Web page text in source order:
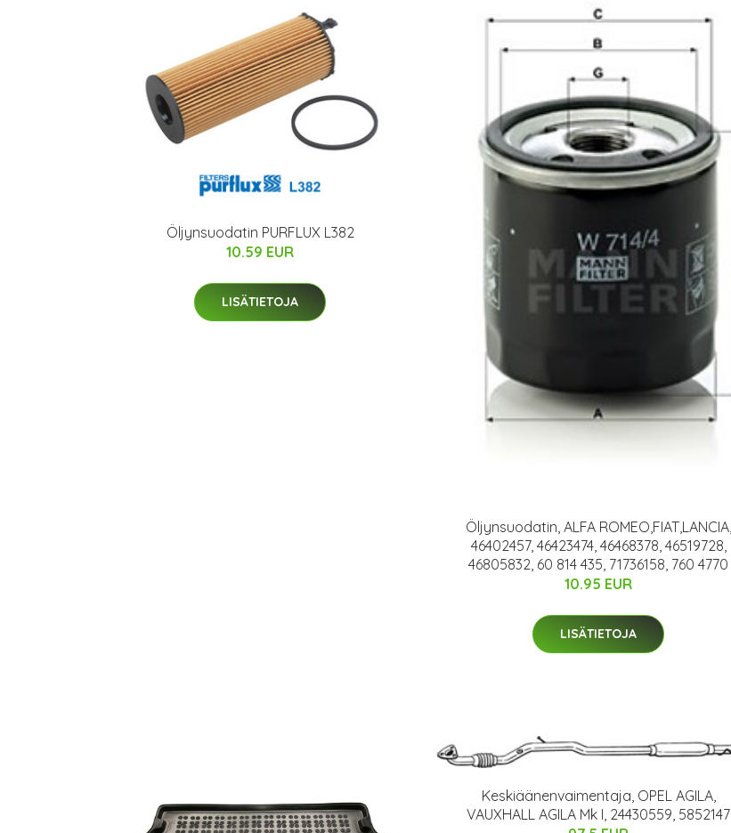
Öljynsuodatin PURFLUX L382
10.59 EUR
LISÄTIETOJA
Öljynsuodatin, ALFA ROMEO,FIAT,LANCIA,
46402457, 46423474, 46468378, 46519728,
46805832, 60 814 435, 71736158, 760 4770
10.95 EUR
LISÄTIETOJA
Keskiäänenvaimentaja, OPEL AGILA,
VAUXHALL AGILA Mk I, 24430559, 5852147